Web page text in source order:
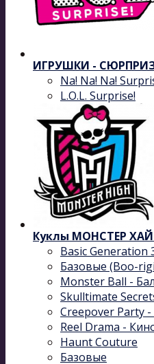
ИГРУШКИ -
Na! Na! Na!
L.O.L. Surprise!
Куклы МОНСТЕР ХАЙ -
Basic Generation
Базовые (Boo-
Monster Ball -
Skulltimate
Creepover Party
Reel Drama -
Haunt Couture
Базовые